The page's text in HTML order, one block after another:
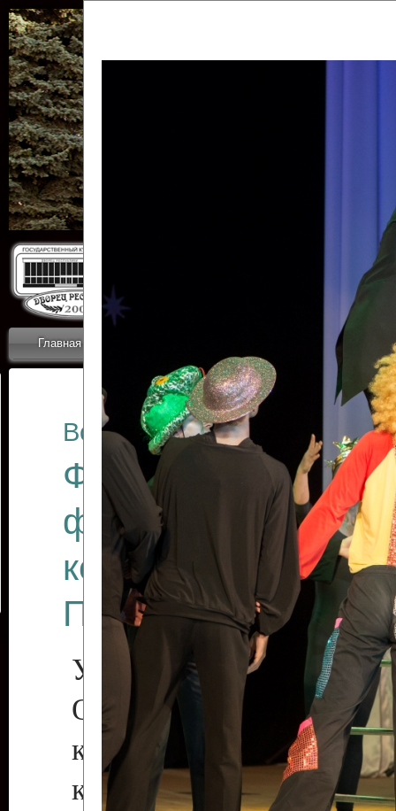
Главная Новости
ОТЧЕТЫ ГКЦ
Все отчеты
Финал
фестиваля
коллективов
Приднестровского
Участники фестиваля:
Образцовый
коллектив
культуры с.